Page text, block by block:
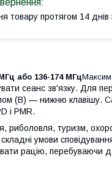
товару протягом 14 днів
або 136-174 МГц
сеанс зв'язку. Для
(В) — нижню клавішу.
і PMR.
риболовля, туризм,
умови
рацію, перебуваючи